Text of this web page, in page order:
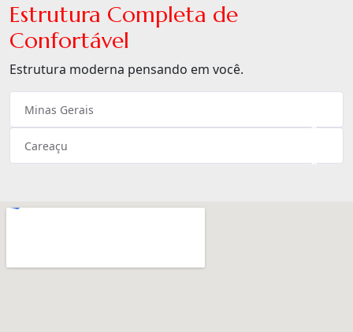
Estrutura Completa de
Confortável
Estrutura moderna pensando em você.
×
Minas Gerais
×
Careaçu